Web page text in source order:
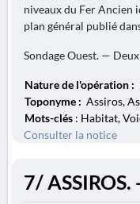
niveaux du Fer Ancien
plan général publié
Sondage Ouest. —
Nature de l'opération :
Toponyme : Assiros,
Mots-clés : Habitat,
Consulter la notice
7/ ASSIROS.